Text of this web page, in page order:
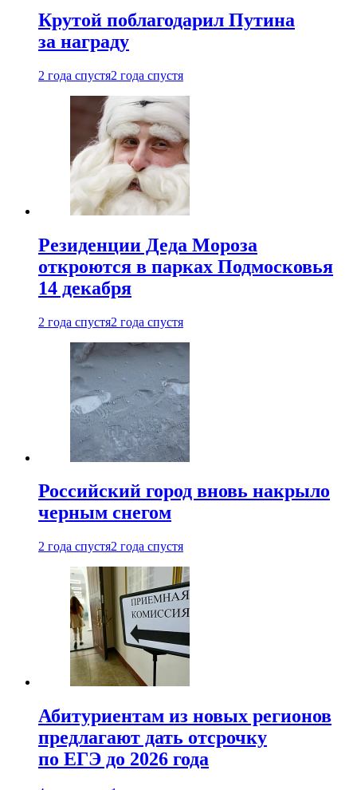
Крутой поблагодарил Путина
за награду
2 года спустя2 года спустя
Резиденции Деда Мороза
откроются в парках Подмосковья
14 декабря
2 года спустя2 года спустя
Российский город вновь накрыло
черным снегом
2 года спустя2 года спустя
Абитуриентам из новых регионов
предлагают дать отсрочку
по ЕГЭ до 2026 года